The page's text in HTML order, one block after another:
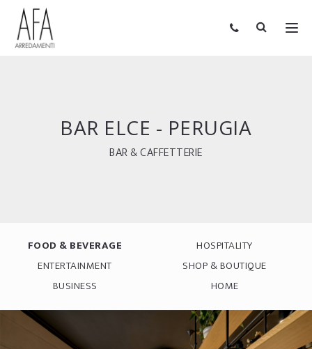
BAR ELCE - PERUGIA
BAR & CAFFETTERIE
FOOD & BEVERAGE
HOSPITALITY
ENTERTAINMENT
SHOP & BOUTIQUE
BUSINESS
HOME